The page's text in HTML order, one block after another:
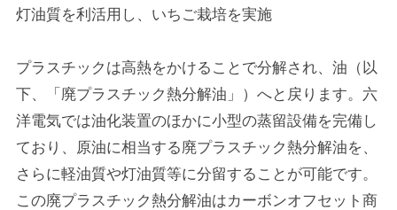
灯油質を利活用し、いちご栽培を実施
プラスチックは高熱をかけることで分解され、油（以
下、「廃プラスチック熱分解油」）へと戻ります。六
洋電気では油化装置のほかに小型の蒸留設備を完備し
ており、原油に相当する廃プラスチック熱分解油を、
さらに軽油質や灯油質等に分留することが可能です。
この廃プラスチック熱分解油はカーボンオフセット商